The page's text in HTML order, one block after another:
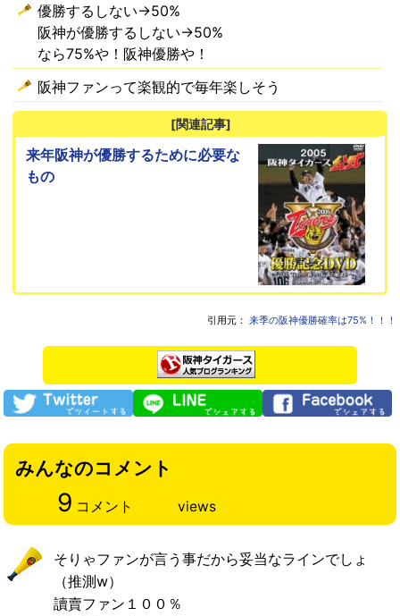
優勝するしない→50%
阪神が優勝するしない→50%
なら75%や！阪神優勝や！
阪神ファンって楽観的で毎年楽しそう
[関連記事]
来年阪神が優勝するために必要な
もの
引用元： 来季の阪神優勝確率は75%！！！
みんなのコメント
9 コメント views
そりゃファンが言う事だから妥当なラインでしょ
（推測w）
讀賣ファン１００％